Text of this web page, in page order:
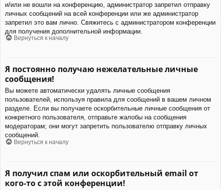
и/или не вошли на конференцию, администратор запретил отправку
личных сообщений на всей конференции или же администратор
запретил это вам лично. Свяжитесь с администратором конференции
для получения дополнительной информации.
Вернуться к началу
Я постоянно получаю нежелательные личные
сообщения!
Вы можете автоматически удалять личные сообщения
пользователей, используя правила для сообщений в вашем личном
разделе. Если вы получаете оскорбительные личные сообщения от
конкретного пользователя, отправьте жалобы на сообщения
модераторам; они могут запретить пользователю отправку личных
сообщений.
Вернуться к началу
Я получил спам или оскорбительный email от
кого-то с этой конференции!